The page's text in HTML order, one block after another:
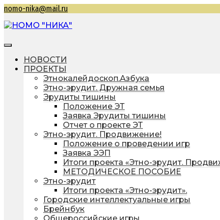
Перейти
содержимому
nomo-nika@mail.ru
НОМО "НИКА"
НОВОСТИ
ПРОЕКТЫ
Этнокалейдоскоп.Азбука
Этно-эрудит. Дружная семья
Эрудиты тишины
Положение ЭТ
Заявка Эрудиты тишины
Отчет о проекте ЭТ
Этно-эрудит. Продвижение!
Положение о проведении игр
Заявка ЭЭП
Итоги проекта «Этно-эрудит.
МЕТОДИЧЕСКОЕ ПОСОБИЕ
Этно-эрудит
Итоги проекта «Этно-эрудит».
Городские интеллектуальные игры
Брейнбук